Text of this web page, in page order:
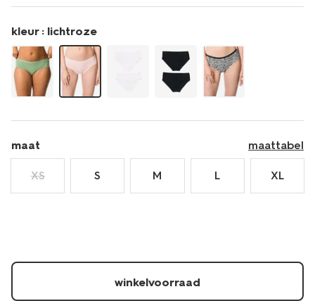
-2-
stuks-
lichtroze-
19602173LIGHTPINK.html
kleur : lichtroze
maat maattabel
XS S M L XL
winkelvoorraad